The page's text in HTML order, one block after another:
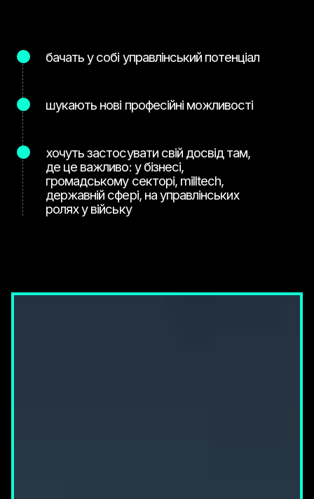
бачать у собі управлінський потенціал
шукають нові професійні можливості
хочуть застосувати свій досвід там,
де це важливо: у бізнесі,
громадському секторі, milltech,
державній сфері, на управлінських
ролях у війську